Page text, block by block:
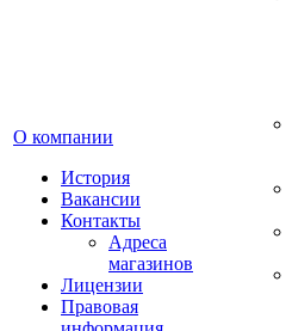
О компании
История
Вакансии
Контакты
Адреса
магазинов
Лицензии
Правовая